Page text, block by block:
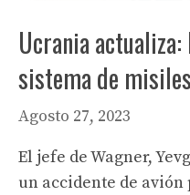
Ucrania
sistema de
Agosto 27, 2023
El jefe de Wagner,
un accidente de